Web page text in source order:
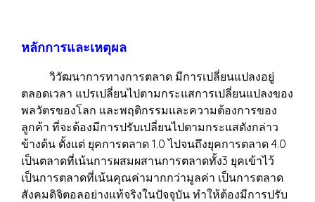
หลักการและเหตุผล
วิวัฒนาการทางการตลาด มีการเปลี่ยนแปลงอยู่
ตลอดเวลา แปรเปลี่ยนไปตามกระแสการเปลี่ยนแปลงของ
พลวัตรของโลก และพฤติกรรมและความต้องการของ
ลูกค้า ที่จะต้องมีการปรับเปลี่ยนไปตามกระแสดังกล่าว
ข้างต้น ตั้งแต่ ยุคการตลาด 1.0 ไปจนถึงยุคการตลาด 4.0
เป็นตลาดที่เน้นการผสมผสานการตลาดทั้ง3 ยุคเข้าไว้
เป็นการตลาดที่เน้นคุณค่ามากกว่ามูลค่า เป็นการตลาด
สังคมดิจิตอลอย่างแท้จริงในปัจจุบัน ทำให้ต้องมีการปรับ